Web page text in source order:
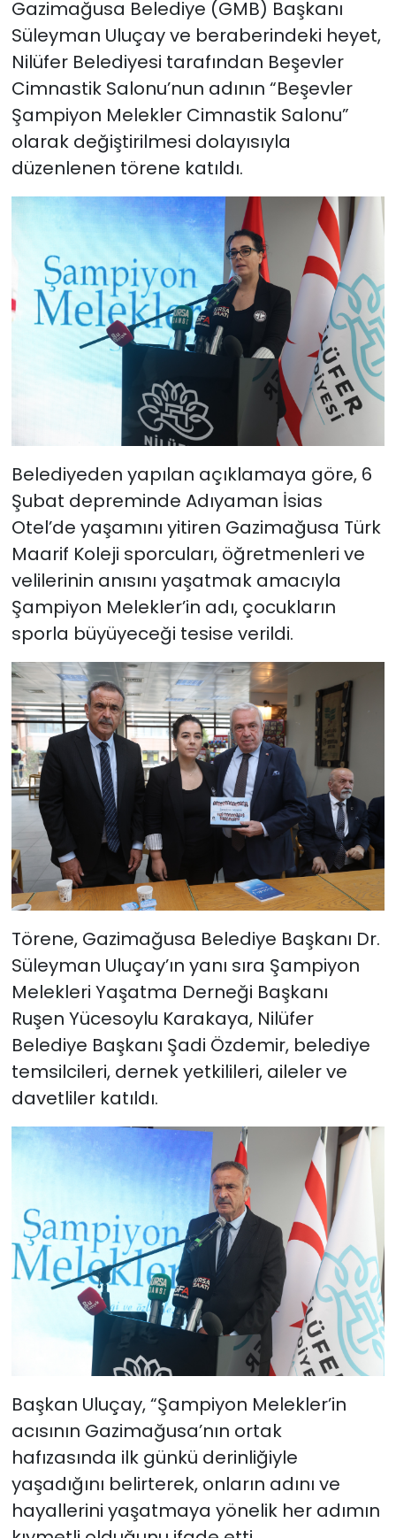
Gazimağusa Belediye (GMB) Başkanı
Süleyman Uluçay ve beraberindeki heyet,
Nilüfer Belediyesi tarafından Beşevler
Cimnastik Salonu’nun adının “Beşevler
Şampiyon Melekler Cimnastik Salonu”
olarak değiştirilmesi dolayısıyla
düzenlenen törene katıldı.
Belediyeden yapılan açıklamaya göre, 6
Şubat depreminde Adıyaman İsias
Otel’de yaşamını yitiren Gazimağusa Türk
Maarif Koleji sporcuları, öğretmenleri ve
velilerinin anısını yaşatmak amacıyla
Şampiyon Melekler’in adı, çocukların
sporla büyüyeceği tesise verildi.
Törene, Gazimağusa Belediye Başkanı Dr.
Süleyman Uluçay’ın yanı sıra Şampiyon
Melekleri Yaşatma Derneği Başkanı
Ruşen Yücesoylu Karakaya, Nilüfer
Belediye Başkanı Şadi Özdemir, belediye
temsilcileri, dernek yetkilileri, aileler ve
davetliler katıldı.
Başkan Uluçay, “Şampiyon Melekler’in
acısının Gazimağusa’nın ortak
hafızasında ilk günkü derinliğiyle
yaşadığını belirterek, onların adını ve
hayallerini yaşatmaya yönelik her adımın
Spor
Teknoloji
TÜRKiYE
Video Galeri
YAŞAM
Yazarlar